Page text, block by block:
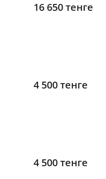
16 650 тенге
4 500 тенге
4 500 тенге